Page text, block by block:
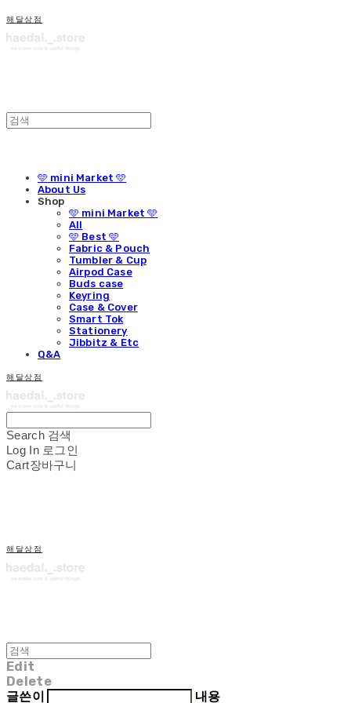
해달상점
🩵 mini Market 🩵
About Us
Shop
🩵 mini Market 🩵
All
🩵 Best 🩵
Fabric & Pouch
Tumbler & Cup
Airpod Case
Buds case
Keyring
Case & Cover
Smart Tok
Stationery
Jibbitz & Etc
Q&A
해달상점
Search 검색
Log In 로그인
Cart장바구니
해달상점
Edit
Delete
글쓴이
내용